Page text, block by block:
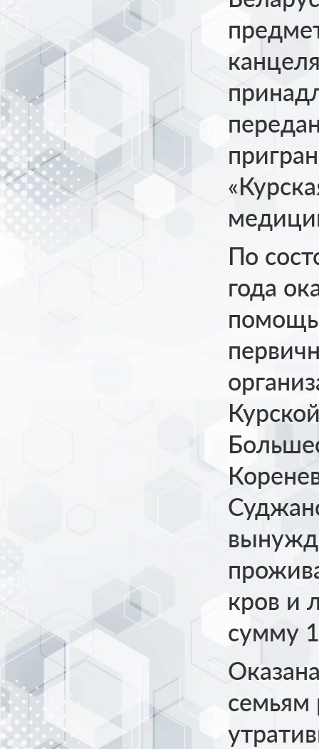
По
года
кров и
сумму
семьям